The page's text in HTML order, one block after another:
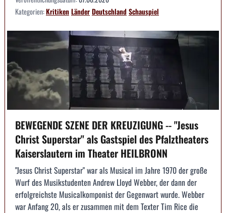
Kategorien:KritikenLänderDeutschlandSchauspiel
BEWEGENDE SZENE DER KREUZIGUNG -- "Jesus
Christ Superstar" als Gastspiel des Pfalztheaters
Kaiserslautern im Theater HEILBRONN
"Jesus Christ Superstar" war als Musical im Jahre 1970 der große
Wurf des Musikstudenten Andrew Lloyd Webber, der dann der
erfolgreichste Musicalkomponist der Gegenwart wurde. Webber
war Anfang 20, als er zusammen mit dem Texter Tim Rice die